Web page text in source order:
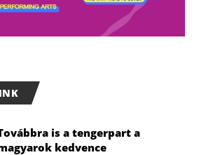
is a tengerpart a
kedvence